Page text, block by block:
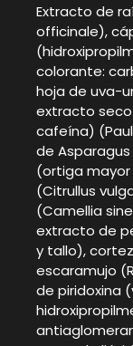
Extracto de
officinale),
colorante:
hoja de uva-
extracto seco
cafeína)
de
(ortiga
(Citrullus
(Camellia
extracto de
y tallo),
escaramujo
de piridoxina